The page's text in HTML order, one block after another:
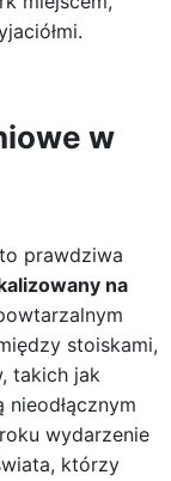
w
prawdziwa
na
stoiskami,
takich jak
wydarzenie
którzy